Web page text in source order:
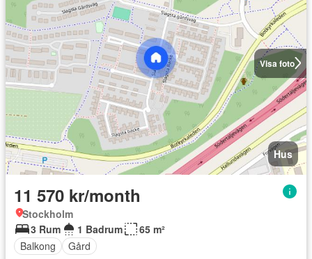
Visa foto
Hus
11 570 kr/month
Stockholm
3 Rum
1 Badrum
65 m²
Balkong
Gård